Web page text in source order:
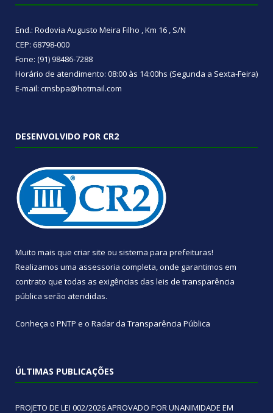
End.: Rodovia Augusto Meira Filho , Km 16 , S/N
CEP: 68798-000
Fone: (91) 98486-7288
Horário de atendimento: 08:00 às 14:00hs (Segunda a Sexta-Feira)
E-mail: cmsbpa@hotmail.com
DESENVOLVIDO POR CR2
Muito mais que criar site ou sistema para prefeituras!
Realizamos uma assessoria completa, onde garantimos em
contrato que todas as exigências das leis de transparência
pública serão atendidas.
Conheça o PNTP e o Radar da Transparência Pública
ÚLTIMAS PUBLICAÇÕES
PROJETO DE LEI 002/2026 APROVADO POR UNANIMIDADE EM